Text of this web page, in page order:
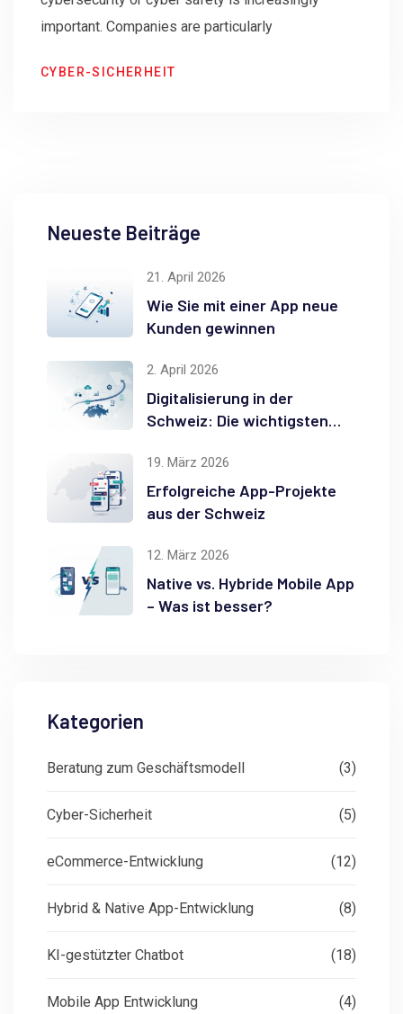
important. Companies are particularly
CYBER-SICHERHEIT
Neueste Beiträge
21. April 2026
Wie Sie mit einer App neue
Kunden gewinnen
2. April 2026
Digitalisierung in der
Schweiz: Die wichtigsten
19. März 2026
Erfolgreiche App-Projekte
aus der Schweiz
12. März 2026
Native vs. Hybride Mobile App
– Was ist besser?
Kategorien
Beratung zum Geschäftsmodell (3)
Cyber-Sicherheit (5)
eCommerce-Entwicklung (12)
Hybrid & Native App-Entwicklung (8)
KI-gestützter Chatbot (18)
Mobile App Entwicklung (4)